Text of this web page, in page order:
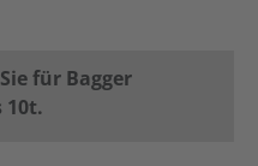
für Bagger
10t.